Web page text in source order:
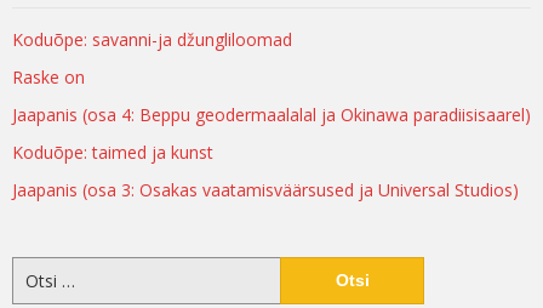
Koduõpe: savanni-ja džungliloomad
Raske on
Jaapanis (osa 4: Beppu geodermaalalal ja Okinawa paradiisisaarel)
Koduõpe: taimed ja kunst
Jaapanis (osa 3: Osakas vaatamisväärsused ja Universal Studios)